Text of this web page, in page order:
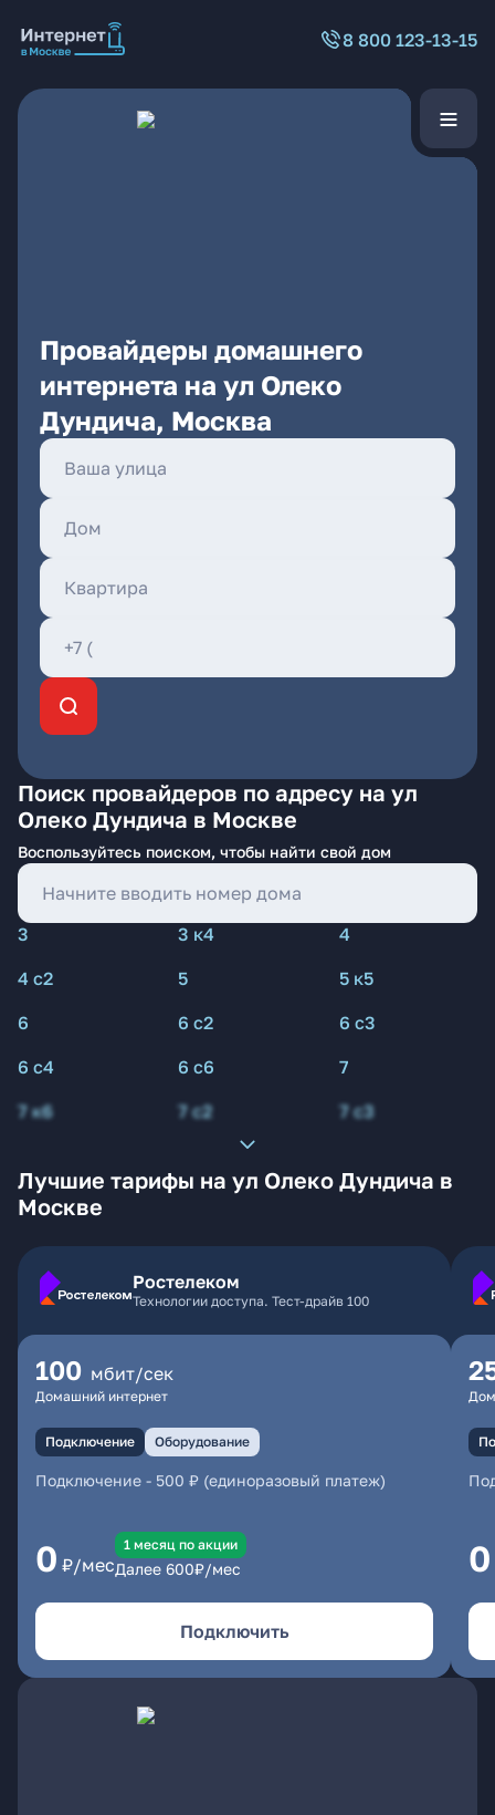
8 800 123-13-15
Провайдеры домашнего
интернета на ул Олеко
Дундича, Москва
Поиск провайдеров по адресу на ул
Олеко Дундича в Москве
Воспользуйтесь поиском, чтобы найти свой дом
3 3 к4
4
4 с2
5
5 к5
6
6 с2
6 с3
6 с4
6 с6
7
7 к6
7 с2 7 с3
Лучшие тарифы на ул Олеко Дундича в
Москве
Ростелеком
Технологии доступа. Тест-драйв 100
100 мбит/сек
Домашний интернет
Подключение Оборудование
Подключение - 500 ₽ (единоразовый платеж)
0 ₽/мес
1 месяц по акции
Далее 600₽/мес
Подключить
0